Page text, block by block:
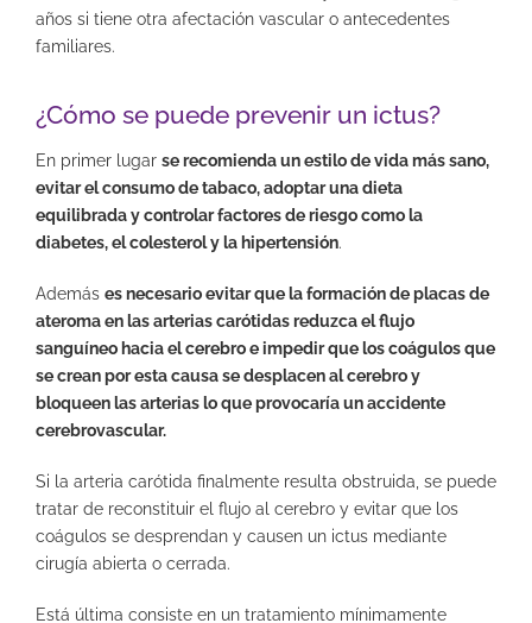
años si tiene otra afectación vascular o antecedentes
familiares.
¿Cómo se puede prevenir un ictus?
En primer lugar se recomienda un estilo de vida más sano,
evitar el consumo de tabaco, adoptar una dieta
equilibrada y controlar factores de riesgo como la
diabetes, el colesterol y la hipertensión.
Además es necesario evitar que la formación de placas de
ateroma en las arterias carótidas reduzca el flujo
sanguíneo hacia el cerebro e impedir que los coágulos que
se crean por esta causa se desplacen al cerebro y
bloqueen las arterias lo que provocaría un accidente
cerebrovascular.
Si la arteria carótida finalmente resulta obstruida, se puede
tratar de reconstituir el flujo al cerebro y evitar que los
coágulos se desprendan y causen un ictus mediante
cirugía abierta o cerrada.
Está última consiste en un tratamiento mínimamente